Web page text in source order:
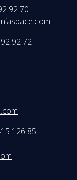
92 70
92 72
126 85